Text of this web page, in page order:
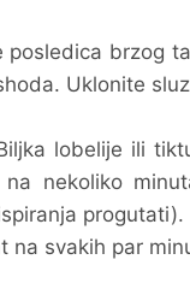
posledica brzog
Uklonite
lobelije ili
na nekoliko
na svakih par